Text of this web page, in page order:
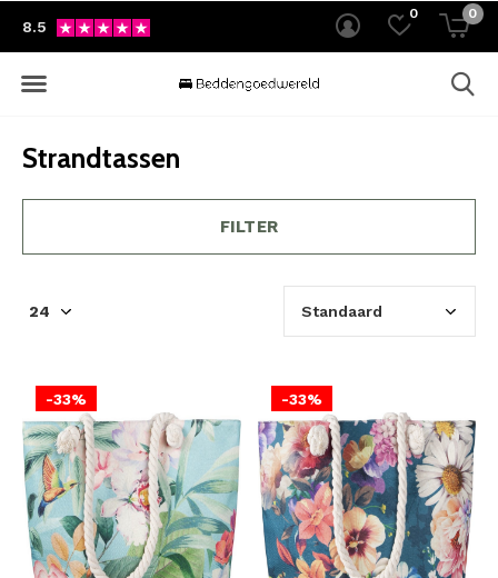
0 0
8.5
Strandtassen
FILTER
-33% -33%